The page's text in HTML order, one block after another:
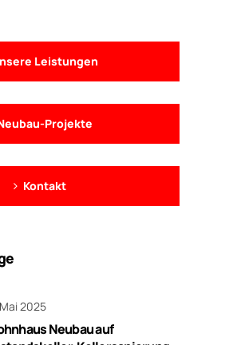
Leistungen
Projekte
Kontakt
Mai 2025
Neubau auf